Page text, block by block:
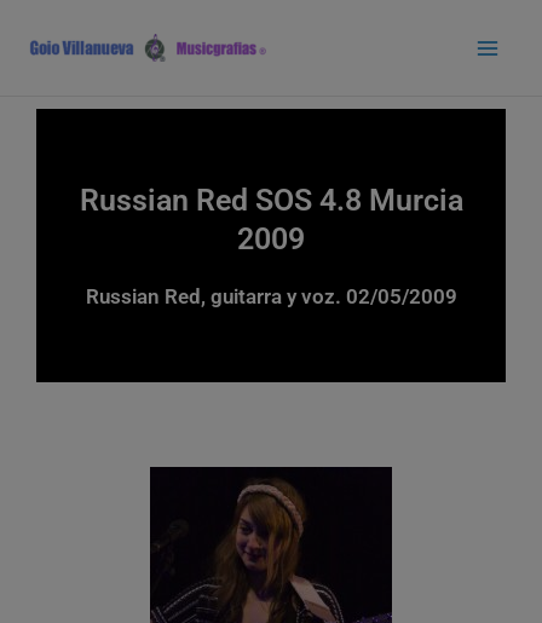
contenido
Russian Red SOS 4.8 Murcia
2009
Russian Red, guitarra y voz. 02/05/2009